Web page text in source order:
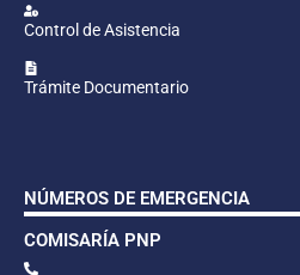
Control de Asistencia
Trámite Documentario
NÚMEROS DE EMERGENCIA
COMISARÍA PNP